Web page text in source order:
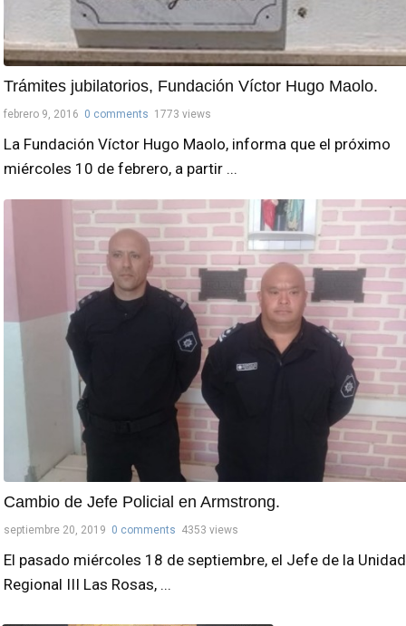
Trámites jubilatorios, Fundación Víctor Hugo Maolo.
febrero 9, 2016 0 comments 1773 views
La Fundación Víctor Hugo Maolo, informa que el próximo
miércoles 10 de febrero, a partir ...
Cambio de Jefe Policial en Armstrong.
septiembre 20, 2019 0 comments 4353 views
El pasado miércoles 18 de septiembre, el Jefe de la Unidad
Regional III Las Rosas, ...